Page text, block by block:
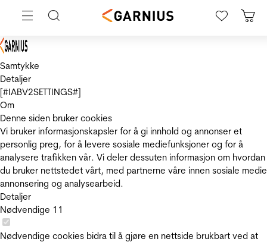
Samtykke
Detaljer
[#IABV2SETTINGS#]
Om
Denne siden bruker cookies
Vi bruker informasjonskapsler for å gi innhold og annonser et
personlig preg, for å levere sosiale mediefunksjoner og for å
analysere trafikken vår. Vi deler dessuten informasjon om hvordan
du bruker nettstedet vårt, med partnerne våre innen sosiale
annonsering og analysearbeid.
Detaljer
Nødvendige 11
Nødvendige cookies bidra til å gjøre en nettside brukbart ved at